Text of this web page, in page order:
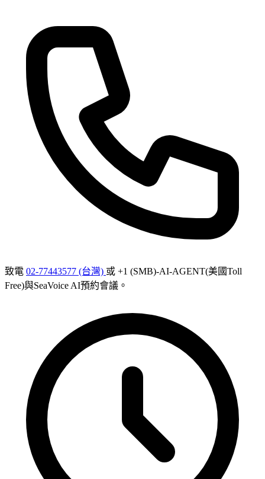
致電 02-77443577 (台灣) 或 +1 (SMB)-AI-AGENT(美國Toll
Free)與SeaVoice AI預約會議。